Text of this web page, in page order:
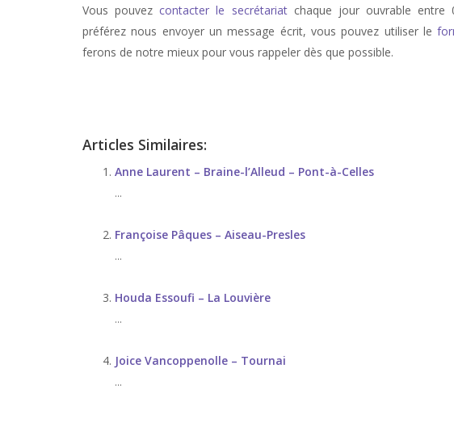
Vous pouvez contacter le secrétariatchaque jour ouvrable entre
préférez nous envoyer un message écrit, vous pouvez utiliser le
ferons de notre mieux pour vous rappeler dès que possible.
Articles Similaires:
Anne Laurent – Braine-l’Alleud – Pont-à-Celles
...
Françoise Pâques – Aiseau-Presles
...
Houda Essoufi – La Louvière
...
Joice Vancoppenolle – Tournai
...